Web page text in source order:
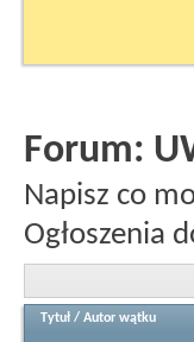
Forum:
Napisz co
Ogłoszenia
Tytuł / Autor wątku